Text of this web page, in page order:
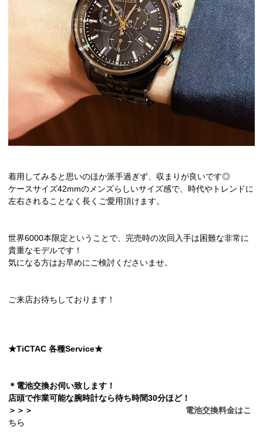
着用してみると思いのほか派手過ぎず、収まりが良いです◎
ケースサイズ42mmのメンズらしいサイズ感で、時代やトレンドに
左右されることなく長くご愛用頂けます。
世界6000本限定ということで、完売時の次回入手は困難な非常に
貴重なモデルです！
気になる方はお早めにご検討くださいませ。
ご来店お待ちしております！
★TiCTAC 各種Service★
＊電池交換お伺い致します！
店頭で作業可能な腕時計なら待ち時間30分ほど！
＞ ＞ ＞
電池交換料金はこ
ちら